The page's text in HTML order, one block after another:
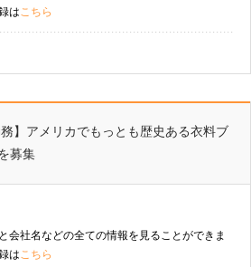
は こちら
】アメリカでもっとも歴史ある衣料ブ
募集
会社名などの全ての情報を見ることができま
はこちら